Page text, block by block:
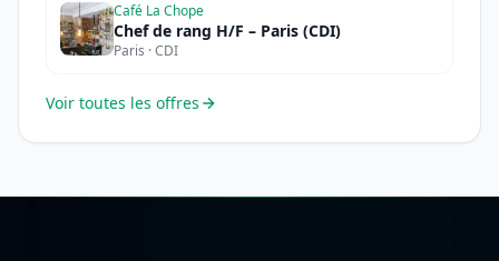
Café La Chope
Chef de rang H/F – Paris (CDI)
Paris · CDI
Voir toutes les offres